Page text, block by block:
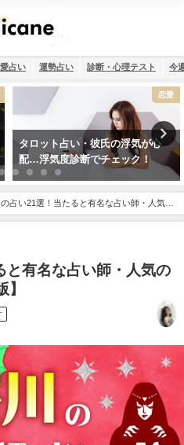
占い 運勢占い 診断・心理テスト 今
運勢占い
2026年運勢ランキング！366日の
誕生日を占いました！
占い21選！当たると有名な占い師・人気の
と有名な占い師・人気の